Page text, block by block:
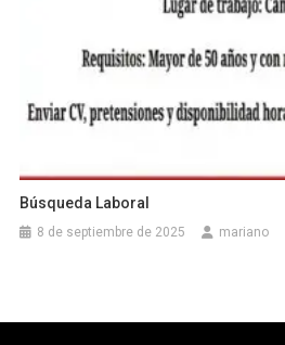
Búsqueda Laboral
8 de septiembre de 2025 mariano